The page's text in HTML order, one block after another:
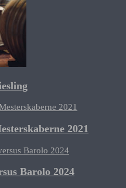
2021
Barolo 2024